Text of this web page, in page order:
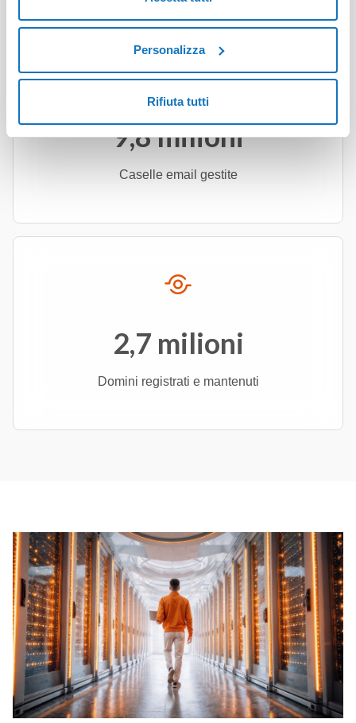
Personalizza
Rifiuta tutti
9,8 milioni
Caselle email gestite
2,7 milioni
Domini registrati e mantenuti